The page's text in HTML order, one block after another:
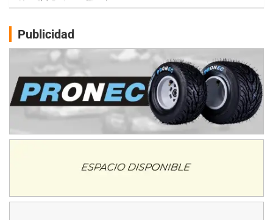
Humboldt (Santa Fe)
NORESTE SANTAFESINO - F6
Ciudad de Avellaneda (Asfalto)
Avellaneda (Santa Fe)
SUR SANTAFESINO - F4
José Samuel Sánchez (Tierra)
Rufino (Santa Fe)
Juan Navarro (Asfalto)
COBERTURA ESPECIAL DE E-KART.COM.AR
IAME SERIES ARGENTINA 6
Publicidad